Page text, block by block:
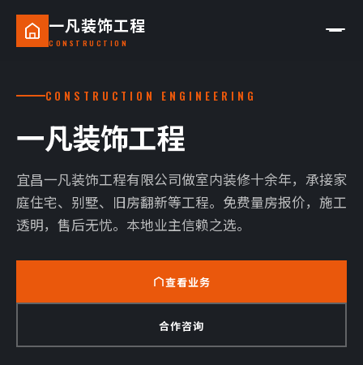
一凡装饰工程
CONSTRUCTION
— 宜昌口碑装修
— 半包装修
— 全包装修
— 家庭装修报价
CONSTRUCTION ENGINEERING
一凡装饰工程
宜昌一凡装饰工程有限公司做室内装修十余年，承接家
庭住宅、别墅、旧房翻新等工程。免费量房报价，施工
透明，售后无忧。本地业主信赖之选。
查看业务
合作咨询